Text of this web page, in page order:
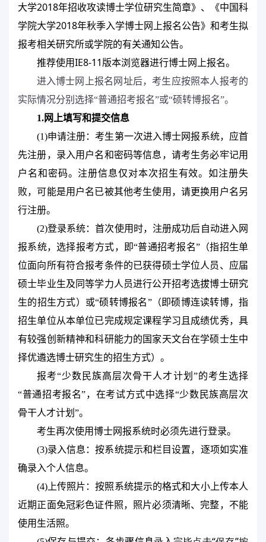
大学2018年招收攻读博士学位研究生简章》、《中国科
学院大学2018年秋季入学博士网上报名公告》和考生拟
报考相关研究所或学院的有关通知公告。
推荐使用IE8-11 版本浏览器进行博士网上报名。
进入博士网上报名网址后，考生应按照本人报考的
实际情况分别选择“普通招考报名”或“硕转博报名”。
1.网上填写和提交信息
(1)申请注册：考生第一次进入博士网报系统，应首
先注册，录入用户名和密码等信息，请考生务必牢记用
户名和密码。注册信息仅对本次招生有效。如注册失
败，可能是用户名已被其他考生使用，请更换用户名另
行注册。
(2)登录系统：首次使用时，注册成功后自动进入网
报系统，选择报考方式，即“普通招考报名”（指招生单
位面向所有符合报考条件的已获得硕士学位人员、应届
硕士毕业生及同等学力人员进行公开招考选拔博士研究
生的招生方式） 或“硕转博报名”（即硕博连读转博， 指
招生单位从本单位已完成规定课程学习且成绩优秀，具
有较强创新精神和科研能力的 国家天文台在学硕士生中
择优遴选博士研究生的招生方式） 。
报考“少数民族高层次骨干人才计划”的考生选择
“普通招考报名”，在考试方式中选择“少数民族高层次
骨干人才计划”。
考生再次使用博士网报系统时必须先进行登录。
(3)录入信息：按系统提示和栏目设置，逐项如实准
确录入个人信息。
(4)上传照片：按照系统提示的格式和大小上传本人
近期正面免冠彩色证件照，照片必须清晰、完整，不能
使用生活照。